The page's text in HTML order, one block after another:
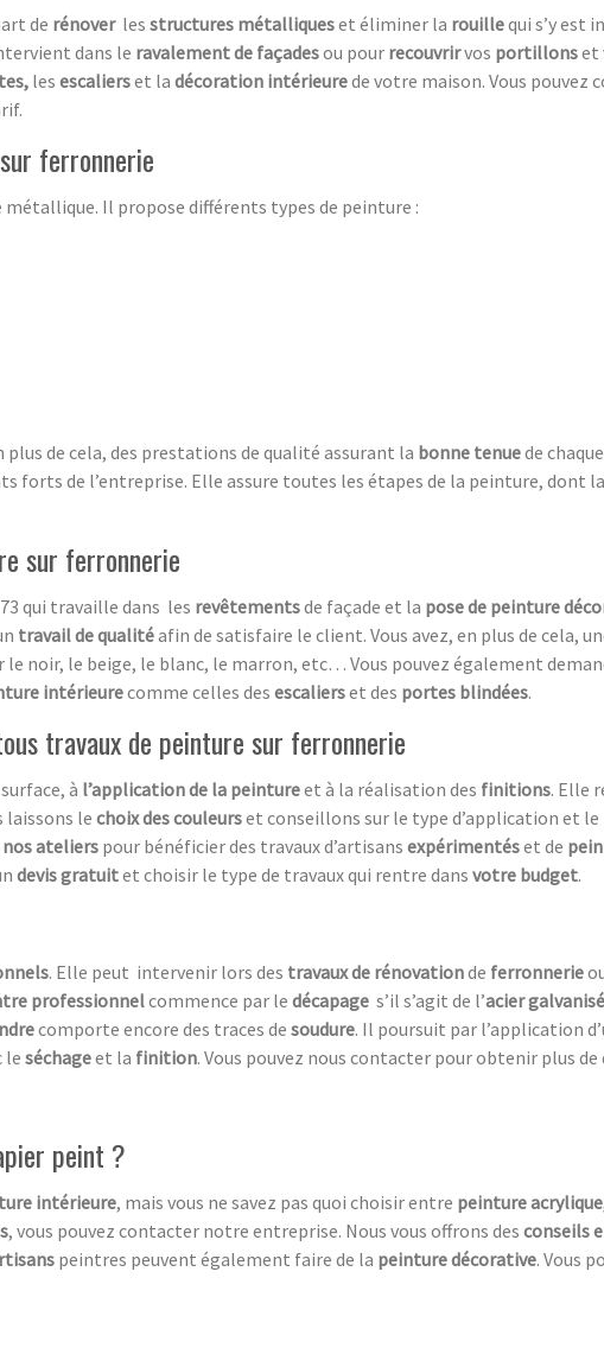
de rénover les structures métalliqueset éliminer la rouillequi s’y est
dans le ravalement de façadesou pour recouvrirvos portillonset
les escalierset la décoration intérieurede votre maison. Vous pouvez
ferronnerie
métallique. Il propose différents types de peinture :
plus de cela, des prestations de qualité assurant la bonne tenuede chaque
de l’entreprise. Elle assure toutes les étapes de la peinture, dont
sur ferronnerie
qui travaille dans les revêtementsde façade et la pose de peinture
travail de qualitéafin de satisfaire le client. Vous avez, en plus de cela,
le noir, le beige, le blanc, le marron, etc… Vous pouvez également
intérieurecomme celles des escalierset des portes blindées.
travaux de peinture sur ferronnerie
à l’application de la peintureet à la réalisation des finitions. Elle
laissons le choix des couleurset conseillons sur le type d’application et le
nos ateliers pour bénéficier des travaux d’artisans expérimentéset de
devis gratuitet choisir le type de travaux qui rentre dans votre budget.
. Elle peut intervenir lors des travaux de rénovationde ferronnerie
professionnelcommence par le décapage s’il s’agit de l’acier galvanisé
comporte encore des traces de soudure. Il poursuit par l’application
leséchageet la finition. Vous pouvez nous contacter pour obtenir plus
peint ?
intérieure, mais vous ne savez pas quoi choisir entre peinture
, vous pouvez contacter notre entreprise. Nous vous offrons des conseils
peintres peuvent également faire de la peinture décorative. Vous